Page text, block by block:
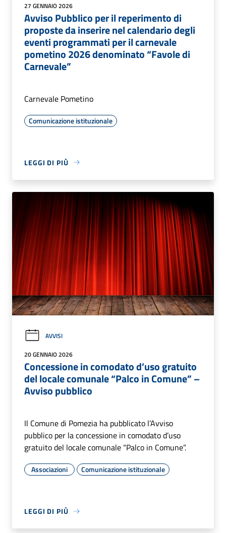
27 GENNAIO 2026
Avviso Pubblico per il reperimento di
proposte da inserire nel calendario degli
eventi programmati per il carnevale
pometino 2026 denominato “Favole di
Carnevale”
Carnevale Pometino
Comunicazione istituzionale
LEGGI DI PIÙ
AVVISI
20 GENNAIO 2026
Concessione in comodato d’uso gratuito
del locale comunale “Palco in Comune” –
Avviso pubblico
Il Comune di Pomezia ha pubblicato l’Avviso
pubblico per la concessione in comodato d’uso
gratuito del locale comunale “Palco in Comune”.
Associazioni Comunicazione istituzionale
LEGGI DI PIÙ